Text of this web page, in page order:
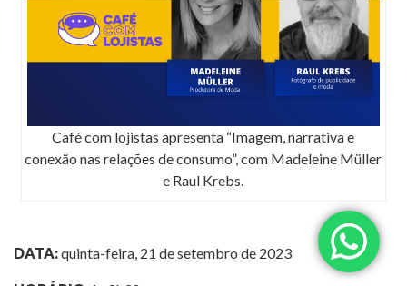
Café com lojistas apresenta “Imagem, narrativa e
conexão nas relações de consumo”, com Madeleine Müller
e Raul Krebs.
DATA:quinta-feira, 21 de setembro de 2023